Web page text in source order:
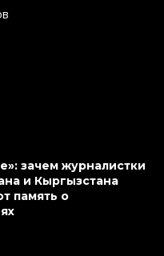
зачем журналистки
и Кыргызстана
память о